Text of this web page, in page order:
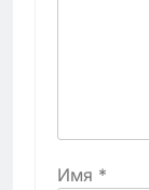
Имя *